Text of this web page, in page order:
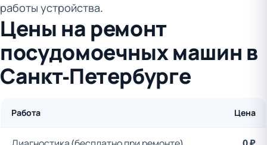
работы устройства.
Цены на ремонт
посудомоечных машин в
Санкт-Петербурге
Работа Цена